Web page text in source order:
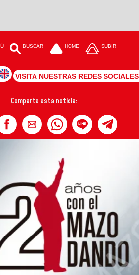
BUSCAR HOME SUBIR
VISITA NUESTRAS REDES
Comparte esta noticia: